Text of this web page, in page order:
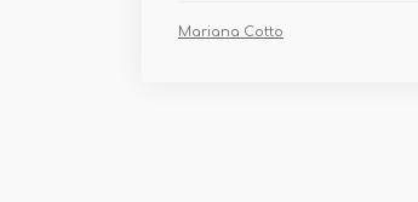
Mariana Cotto